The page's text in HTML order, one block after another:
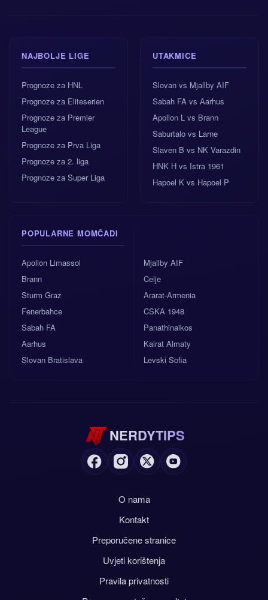
NAJBOLJE LIGE
Prognoze za HNL
Prognoze za Eliteserien
Prognoze za Premier
League
Prognoze za Prva Liga
Prognoze za 2. liga
Prognoze za Super Liga
UTAKMICE
Slovan vs Mjallby AIF
Sabah FA vs Aarhus
Apollon L vs Brann
Saburtalo vs Larne
Slaven B vs NK Varazdin
HNK H vs Istra 1961
Hapoel K vs Hapoel P
POPULARNE MOMČADI
Apollon Limassol
Brann
Sturm Graz
Fenerbahce
Sabah FA
Aarhus
Slovan Bratislava
Mjallby AIF
Celje
Ararat-Armenia
CSKA 1948
Panathinaikos
Kairat Almaty
Levski Sofia
NERDYTIPS
O nama
Kontakt
Preporučene stranice
Uvjeti korištenja
Pravila privatnosti